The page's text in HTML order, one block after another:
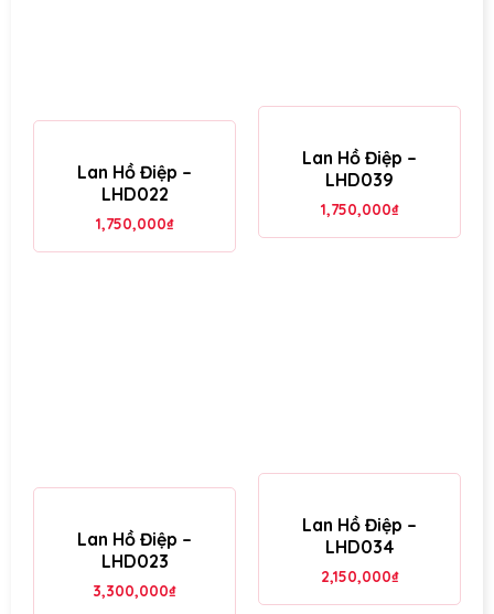
Lan Hồ Điệp –
LHD039
1,750,000₫
Lan Hồ Điệp –
LHD022
1,750,000₫
Lan Hồ Điệp –
LHD034
2,150,000₫
Lan Hồ Điệp –
LHD023
3,300,000₫